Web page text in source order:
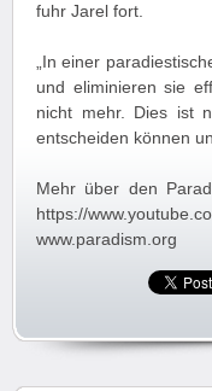
fuhr Jarel fort.
„In einer
und eliminieren sie
nicht mehr. Dies ist
entscheiden können
Mehr über den
https://
www.paradism.org